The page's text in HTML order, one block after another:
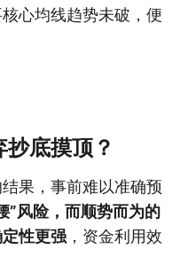
心均线趋势未破，便
底摸顶？
果，事前难以准确预
”风险，而顺势而为的
性更强 ，资金利用效